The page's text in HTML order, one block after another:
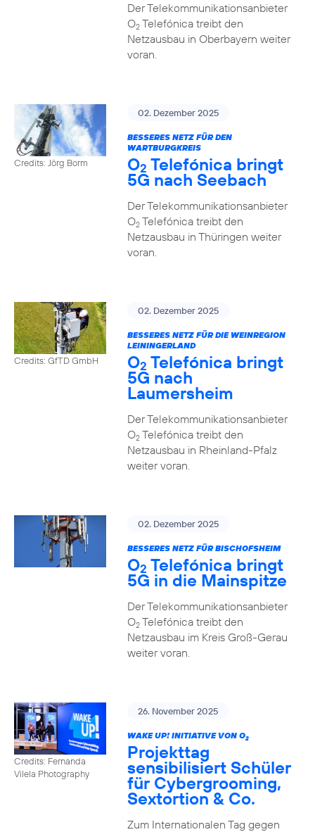
Der Telekommunikationsanbieter
O2Telefónica treibt den
Netzausbau in Oberbayern weiter
voran.
Credits: Jörg Borm
02. Dezember 2025
BESSERES NETZ FÜR DEN
WARTBURGKREIS
O2 Telefónica bringt
5G nach Seebach
Der Telekommunikationsanbieter
O2Telefónica treibt den
Netzausbau in Thüringen weiter
voran.
Credits: GfTD GmbH
02. Dezember 2025
BESSERES NETZ FÜR DIE WEINREGION
LEININGERLAND
O2 Telefónica bringt
5G nach
Laumersheim
Der Telekommunikationsanbieter
O2Telefónica treibt den
Netzausbau in Rheinland-Pfalz
weiter voran.
02. Dezember 2025
BESSERES NETZ FÜR BISCHOFSHEIM
O2 Telefónica bringt
5G in die Mainspitze
Der Telekommunikationsanbieter
O2Telefónica treibt den
Netzausbau im Kreis Groß-Gerau
weiter voran.
Credits: Fernanda
Vilela Photography
26. November 2025
WAKE UP! INITIATIVE VON O2
Projekttag
sensibilisiert Schüler
für Cybergrooming,
Sextortion & Co.
Zum Internationalen Tag gegen